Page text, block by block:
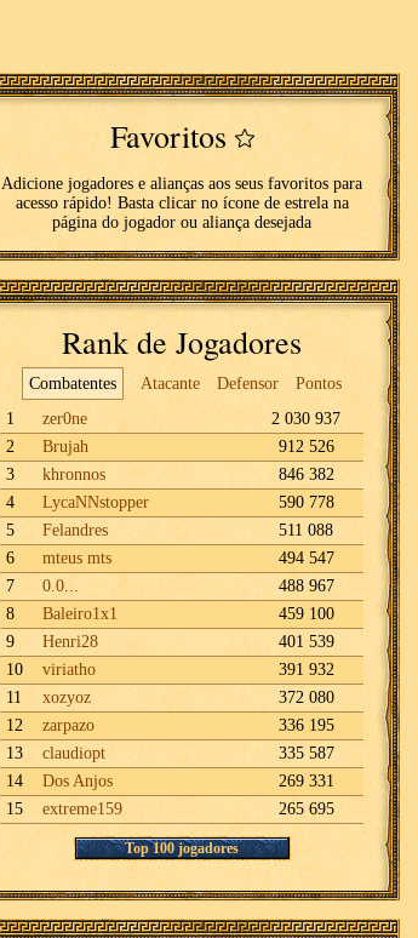
Favoritos
Adicione jogadores e alianças aos seus favoritos para
acesso rápido! Basta clicar no ícone de estrela na
página do jogador ou aliança desejada
Rank de Jogadores
Combatentes Atacante Defensor
Pontos
1
zer0ne
2 030 937
2
Brujah
912 526
3
khronnos
846 382
4
LycaNNstopper
590 778
5
Felandres
511 088
6
mteus mts
494 547
7
0.0...
488 967
8
Baleiro1x1
459 100
9
Henri28
401 539
10
viriatho
391 932
11
xozyoz
372 080
12
zarpazo
336 195
13
claudiopt
335 587
14
Dos Anjos
269 331
15
extreme159 265 695
Top 100 jogadores